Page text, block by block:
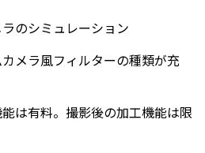
のシミュレーション
メラ風フィルターの種類が充
は有料。撮影後の加工機能は限